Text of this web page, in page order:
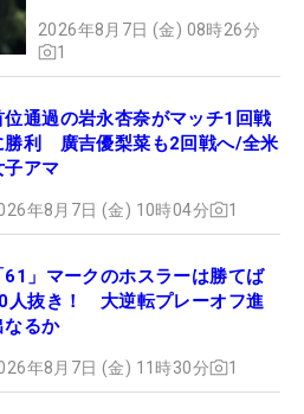
2026年8月7日 (金) 08時26分
1
位通過の岩永杏奈がマッチ1回戦
勝利 廣吉優梨菜も2回戦へ/全米
子アマ
年8月7日 (金) 10時04分 1
61」マークのホスラーは勝てば
人抜き！ 大逆転プレーオフ進
なるか
年8月7日 (金) 11時30分 1